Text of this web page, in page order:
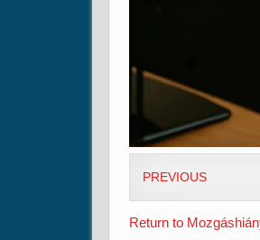
PREVIOUS
Return to